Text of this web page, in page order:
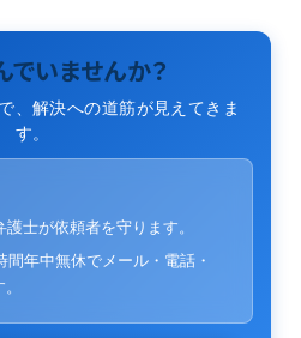
でいませんか？
、解決への道筋が見えてきま
す。
士が依頼者を守ります。
年中無休でメール・電話・